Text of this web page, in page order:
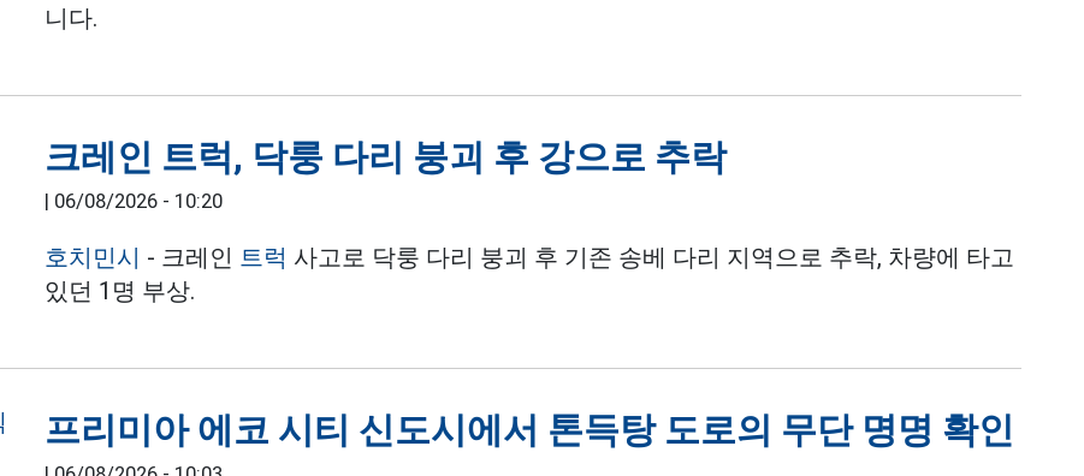
니다.
크레인 트럭, 닥룽 다리 붕괴 후 강으로 추락
| 06/08/2026 - 10:20
호치민시 - 크레인 트럭 사고로 닥룽 다리 붕괴 후 기존 송베 다리 지역으로 추락, 차량에 타고
있던 1명 부상.
프리미아 에코 시티 신도시에서 톤득탕 도로의 무단 명명 확인